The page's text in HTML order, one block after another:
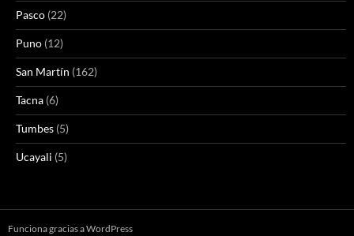
Pasco (22)
Puno (12)
San Martín (162)
Tacna (6)
Tumbes (5)
Ucayali (5)
Funciona gracias a WordPress